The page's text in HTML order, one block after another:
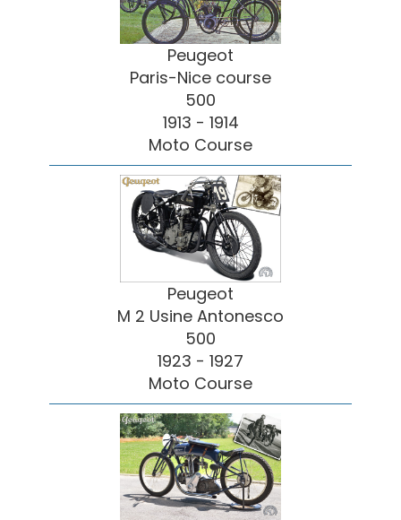
Peugeot
Paris-Nice course
500
1913 - 1914
Moto Course
Peugeot
M 2 Usine Antonesco
500
1923 - 1927
Moto Course